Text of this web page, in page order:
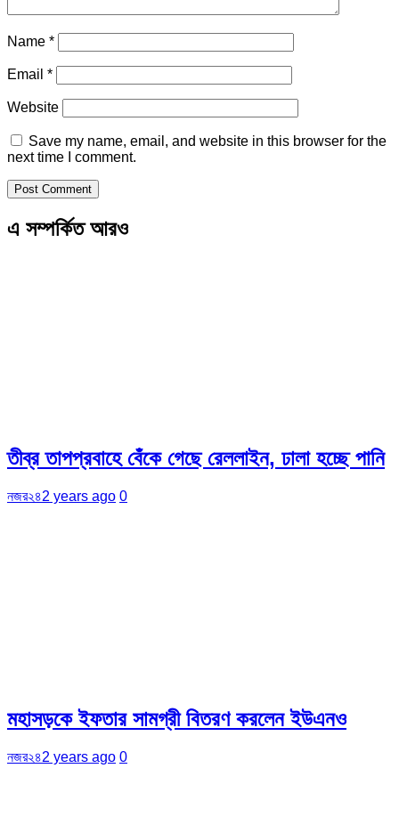
Name *
Email *
Website
Save my name, email, and website in this browser for the
next time I comment.
এ সম্পর্কিত আরও
তীব্র তাপপ্রবাহে বেঁকে গেছে রেললাইন, ঢালা হচ্ছে পানি
নজর২৪2 years ago 0
মহাসড়কে ইফতার সামগ্রী বিতরণ করলেন ইউএনও
নজর২৪2 years ago 0